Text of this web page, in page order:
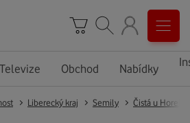
Televize Obchod Nabídky
Liberecký kraj Semily Čistá u Horek